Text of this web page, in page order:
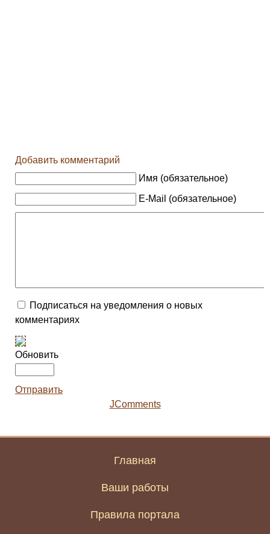
Добавить комментарий
Имя (обязательное)
E-Mail (обязательное)
Подписаться на уведомления о новых
комментариях
Обновить
Отправить
JComments
Главная
Ваши работы
Правила портала